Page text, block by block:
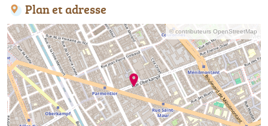
Plan et adresse
© contributeurs OpenStreetMap